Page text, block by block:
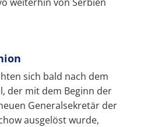
sich bald nach dem
der mit dem Beginn der
Generalsekretär der
ausgelöst wurde,